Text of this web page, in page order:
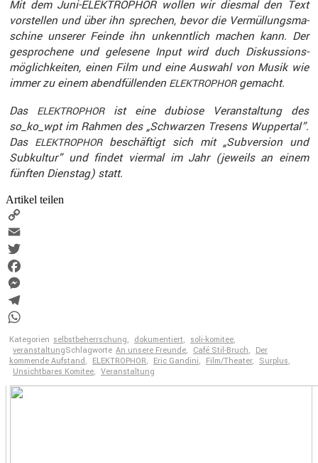
Mit dem Juni-ELEKTRO­PHOR wollen wir diesmal den Text
vorstellen und über ihn sprechen, bevor die Vermül­lungs­ma­
schine unserer Feinde ihn unkennt­lich machen kann. Der
gespro­chene und gelesene Input wird duch Diskus­si­ons­
mög­lich­keiten, einen Film und eine Auswahl von Musik wie
immer zu einem abend­fül­lenden ELEKTROPHORgemacht.
Das
ELEKTROPHORist eine dubiose Veran­stal­tung des
so_ko_wpt im Rahmen des „Schwarzen Tresens Wuppertal”.
Das ELEKTROPHORbeschäf­tigt sich mit „Subver­sion und
Subkultur” und findet viermal im Jahr (jeweils an einem
fünften Dienstag) statt.
Artikel teilen
Copy
Link
Email
Twitter
Facebook
Messenger
Telegram
WhatsApp
Kategorien selbstbeherrschung, dokumentiert, soli-komitee,
veranstaltungSchlagworte An unsere Freunde, Café Stil-Bruch, Der
kommende Aufstand, ELEKTROPHOR, Eric Gandini, Film/Theater, Surplus,
Unsichtbares Komitee, Veranstaltung